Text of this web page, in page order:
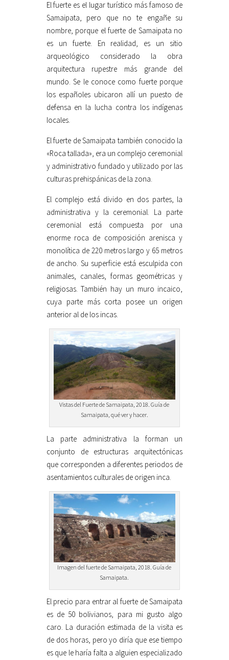
El fuerte es el lugar turístico más famoso de
Samaipata, pero que no te engañe su
nombre, porque el fuerte de Samaipata no
es un fuerte. En realidad, es un sitio
arqueológico considerado la obra
arquitectura rupestre más grande del
mundo. Se le conoce como fuerte porque
los españoles ubicaron allí un puesto de
defensa en la lucha contra los indígenas
locales.
El fuerte de Samaipata también conocido la
«Roca tallada», era un complejo ceremonial
y administrativo fundado y utilizado por las
culturas prehispánicas de la zona.
El complejo está divido en dos partes, la
administrativa y la ceremonial. La parte
ceremonial está compuesta por una
enorme roca de composición arenisca y
monolítica de 220 metros largo y 65 metros
de ancho. Su superficie está esculpida con
animales, canales, formas geométricas y
religiosas. También hay un muro incaico,
cuya parte más corta posee un origen
anterior al de los incas.
Vistas del Fuerte de Samaipata, 2018. Guía de
Samaipata, qué ver y hacer.
La parte administrativa la forman un
conjunto de estructuras arquitectónicas
que corresponden a diferentes periodos de
asentamientos culturales de origen inca.
Imagen del fuerte de Samaipata, 2018. Guía de
Samaipata.
El precio para entrar al fuerte de Samaipata
es de 50 bolivianos, para mi gusto algo
caro. La duración estimada de la visita es
de dos horas, pero yo diría que ese tiempo
es que le haría falta a alguien especializado